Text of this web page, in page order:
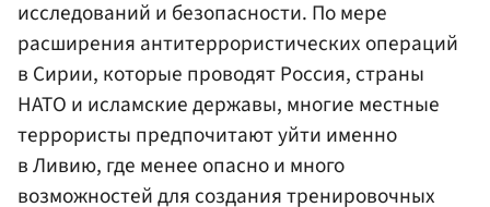
исследований и безопасности. По мере
расширения антитеррористических операций
в Сирии, которые проводят Россия, страны
НАТО и исламские державы, многие местные
террористы предпочитают уйти именно
в Ливию, где менее опасно и много
возможностей для создания тренировочных